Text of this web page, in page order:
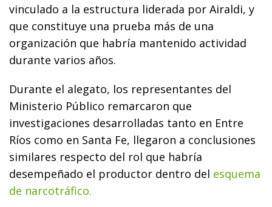
vinculado a la estructura liderada por Airaldi, y
que constituye una prueba más de una
organización que habría mantenido actividad
durante varios años.
Durante el alegato, los representantes del
Ministerio Público remarcaron que
investigaciones desarrolladas tanto en Entre
Ríos como en Santa Fe, llegaron a conclusiones
similares respecto del rol que habría
desempeñado el productor dentro del esquema
de narcotráfico.